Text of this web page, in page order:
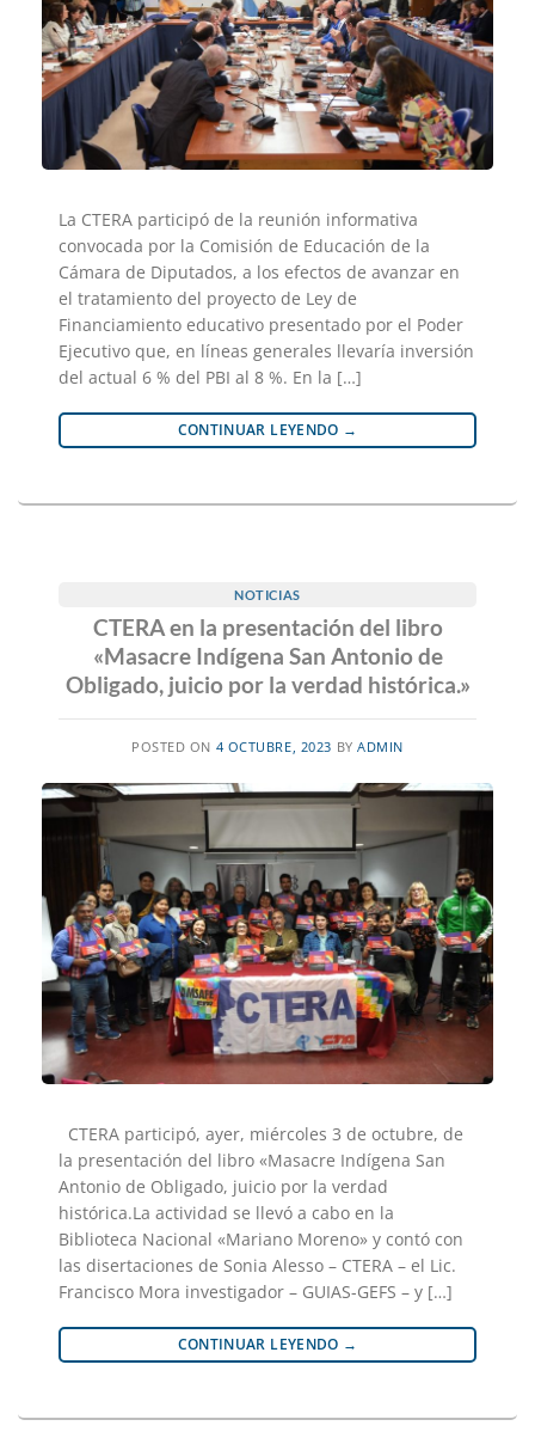
La CTERA participó de la reunión informativa
convocada por la Comisión de Educación de la
Cámara de Diputados, a los efectos de avanzar en
el tratamiento del proyecto de Ley de
Financiamiento educativo presentado por el Poder
Ejecutivo que, en líneas generales llevaría inversión
del actual 6 % del PBI al 8 %. En la […]
CONTINUAR LEYENDO →
NOTICIAS
CTERA en la presentación del libro
«Masacre Indígena San Antonio de
Obligado, juicio por la verdad histórica.»
POSTED ON 4 OCTUBRE, 2023 BYADMIN
CTERA participó, ayer, miércoles 3 de octubre, de
la presentación del libro «Masacre Indígena San
Antonio de Obligado, juicio por la verdad
histórica.La actividad se llevó a cabo en la
Biblioteca Nacional «Mariano Moreno» y contó con
las disertaciones de Sonia Alesso – CTERA – el Lic.
Francisco Mora investigador – GUIAS-GEFS – y […]
CONTINUAR LEYENDO →